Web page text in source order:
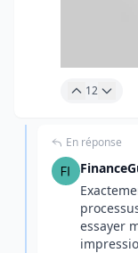
12
En réponse
essayer